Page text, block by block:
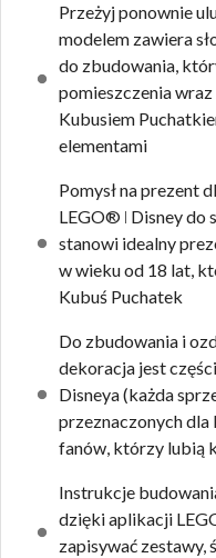
Przeżyj ponownie
modelem zawiera
do zbudowania,
pomieszczenia
Kubusiem
elementami
Pomysł na prezent
LEGO® ǀ Disney do
stanowi idealny
w wieku od 18 lat,
Kubuś Puchatek
Do zbudowania i
dekoracja jest
Disneya (każda
przeznaczonych
fanów, którzy lubią
Instrukcje
dzięki aplikacji
zapisywać zestawy,